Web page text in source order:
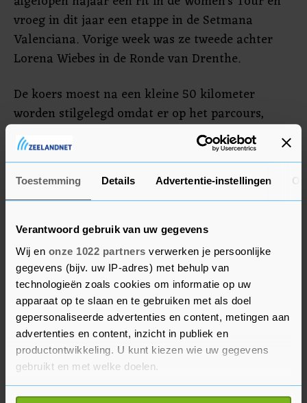
Toestemming Details Advertentie-instellingen
Verantwoord gebruik van uw gegevens
Wij en onze 1022 partners verwerken je persoonlijke
gegevens (bijv. uw IP-adres) met behulp van
technologieën zoals cookies om informatie op uw
apparaat op te slaan en te gebruiken met als doel
gepersonaliseerde advertenties en content, metingen aan
advertenties en content, inzicht in publiek en
productontwikkeling. U kunt kiezen wie uw gegevens
gebruikt en met welke doelen.
Als u het toestaat, willen we ook graag:
vroeg in dit jaar een etappe in de Setmana
Valenciana. Vorige week was ze tweede achter
Lorena Wiebes in de Ronde van Drenthe.
De koers moest na een kleine 50 kilometer
worden stilgelegd omdat er op het parcours,
voordat de rensters zouden passeren, twee auto's
op elkaar waren gebotst. Daardoor was de weg
enige tijd gestremd en werd de route enigszins
aangepast.